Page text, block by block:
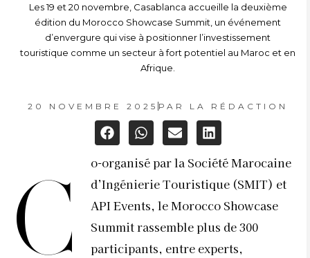
Les 19 et 20 novembre, Casablanca accueille la deuxième
édition du Morocco Showcase Summit, un événement
d’envergure qui vise à positionner l’investissement
touristique comme un secteur à fort potentiel au Maroc et en
Afrique.
20 NOVEMBRE 2025 PAR LA RÉDACTION
C
o-organisé par la Société Marocaine
d’Ingénierie Touristique (SMIT) et
API Events, le Morocco Showcase
Summit rassemble plus de 300
participants, entre experts,